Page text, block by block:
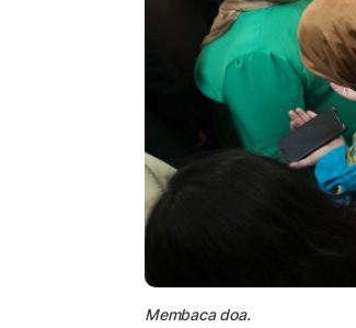
Membaca doa.